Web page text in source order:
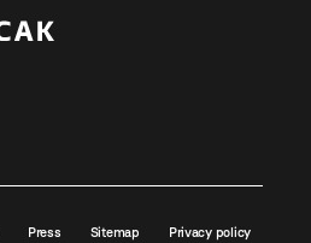
Press Sitemap Privacy policy